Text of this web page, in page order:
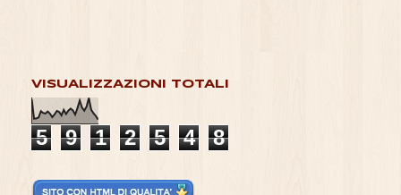
VISUALIZZAZIONI TOTALI
5 9 1 2 5 4 8